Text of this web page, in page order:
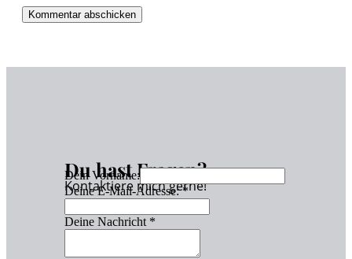
Du hast Fragen?
Kontaktiere mich gerne!
Dein Vorname:
Deine E-Mail-Adresse:*
Deine Nachricht *